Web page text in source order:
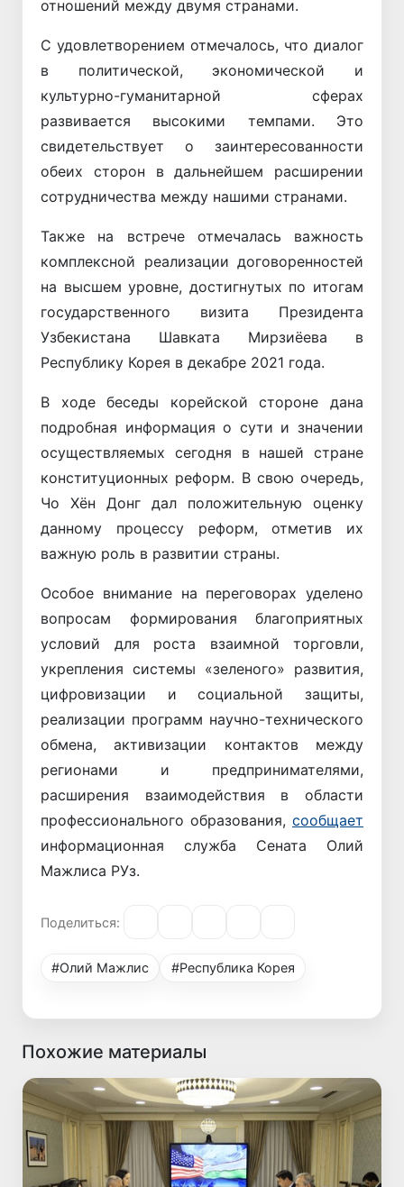
отношений между двумя странами.
С удовлетворением отмечалось, что диалог
в политической, экономической и
культурно-гуманитарной сферах
развивается высокими темпами. Это
свидетельствует о заинтересованности
обеих сторон в дальнейшем расширении
сотрудничества между нашими странами.
Также на встрече отмечалась важность
комплексной реализации договоренностей
на высшем уровне, достигнутых по итогам
государственного визита Президента
Узбекистана Шавката Мирзиёева в
Республику Корея в декабре 2021 года.
В ходе беседы корейской стороне дана
подробная информация о сути и значении
осуществляемых сегодня в нашей стране
конституционных реформ. В свою очередь,
Чо Хён Донг дал положительную оценку
данному процессу реформ, отметив их
важную роль в развитии страны.
Особое внимание на переговорах уделено
вопросам формирования благоприятных
условий для роста взаимной торговли,
укрепления системы «зеленого» развития,
цифровизации и социальной защиты,
реализации программ научно-технического
обмена, активизации контактов между
регионами и предпринимателями,
расширения взаимодействия в области
профессионального образования, сообщает
информационная служба Сената Олий
Мажлиса РУз.
Поделиться:
#Олий Мажлис #Республика Корея
Похожие материалы